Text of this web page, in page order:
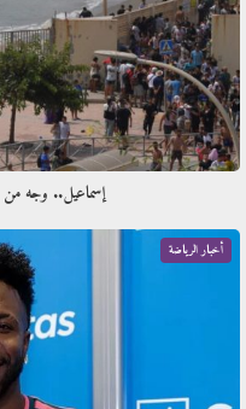
إسماعيل.. وجه من
أخبار الرياضة